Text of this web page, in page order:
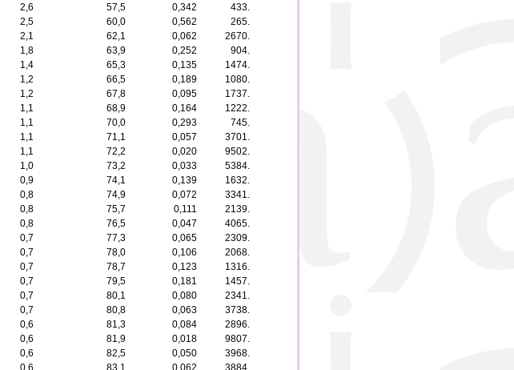
2,6 57,5 0,342
433.
2,5 60,0 0,562
265.
2,1 62,1 0,062
2670.
1,8 63,9 0,252
904.
1,4 65,3 0,135
1474.
1,2 66,5 0,189
1080.
1,2 67,8 0,095
1737.
1,1 68,9 0,164
1222.
1,1 70,0 0,293
745.
1,1 71,1 0,057
3701.
1,1 72,2 0,020
9502.
1,0 73,2 0,033
5384.
0,9 74,1 0,139
1632.
0,8 74,9 0,072
3341.
0,8 75,7 0,111
2139.
0,8 76,5 0,047
4065.
0,7 77,3 0,065
2309.
0,7 78,0 0,106
2068.
0,7 78,7 0,123
1316.
0,7 79,5 0,181
1457.
0,7 80,1 0,080
2341.
0,7 80,8 0,063
3738.
0,6 81,3 0,084
2896.
0,6 81,9 0,018
9807.
0,6 82,5 0,050
3968.
0,6 83,1 0,062
3884.